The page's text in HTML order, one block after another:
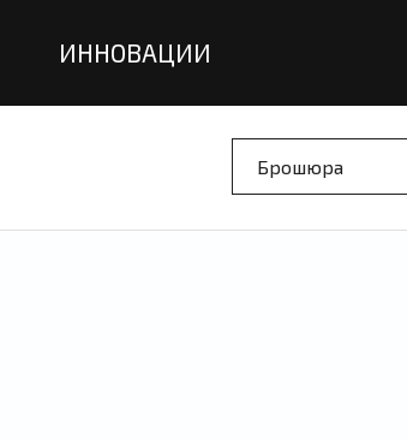
ИННОВАЦИИ
Брошюра